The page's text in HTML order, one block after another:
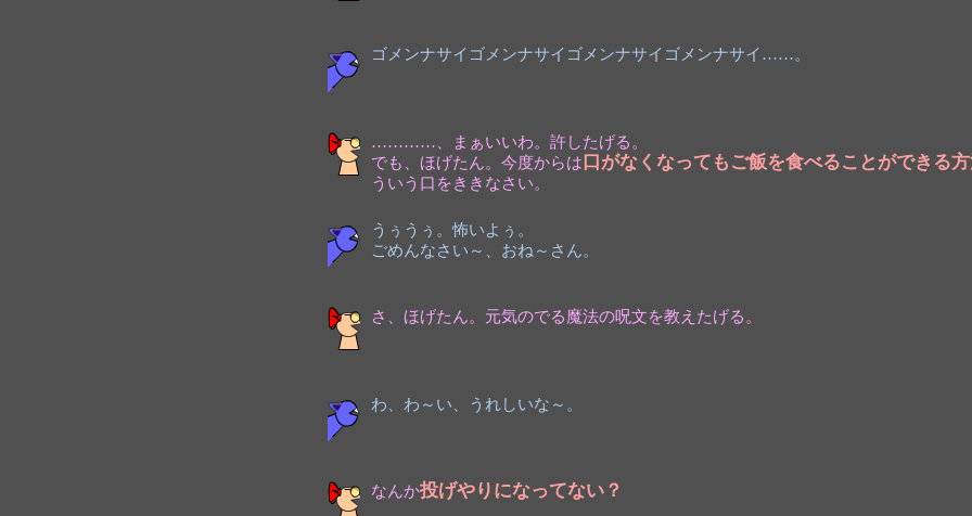
ゴメンナサイゴメンナサイゴメンナサイゴメンナサイ……。
…………、まぁいいわ。許したげる。
でも、ほげたん。今度からは口がなくなってもご飯を食べることができる
ういう口をききなさい。
うぅうぅ。怖いよぅ。
ごめんなさい～、おね～さん。
さ、ほげたん。元気のでる魔法の呪文を教えたげる。
わ、わ～い、うれしいな～。
なんか投げやりになってない？